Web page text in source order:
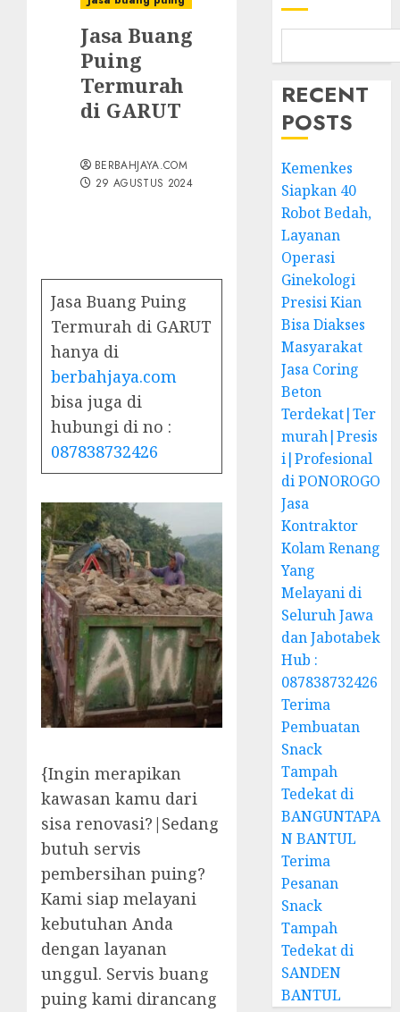
Jasa Buang
Puing
Termurah
di GARUT
BERBAHJAYA.COM
29 AGUSTUS 2024
Jasa Buang Puing
Termurah di GARUT
hanya di
berbahjaya.com
bisa juga di
hubungi di no :
087838732426
{Ingin merapikan
kawasan kamu dari
sisa renovasi?|Sedang
butuh servis
pembersihan puing?
Kami siap melayani
kebutuhan Anda
dengan layanan
unggul. Servis buang
puing kami dirancang
RECENT
POSTS
Kemenkes
Siapkan 40
Robot Bedah,
Layanan
Operasi
Ginekologi
Presisi Kian
Bisa Diakses
Masyarakat
Jasa Coring
Beton
Terdekat|Ter
murah|Presis
i|Profesional
di PONOROGO
Jasa
Kontraktor
Kolam Renang
Yang
Melayani di
Seluruh Jawa
dan Jabotabek
Hub :
087838732426
Terima
Pembuatan
Snack
Tampah
Tedekat di
BANGUNTAPA
N BANTUL
Terima
Pesanan
Snack
Tampah
Tedekat di
SANDEN
BANTUL